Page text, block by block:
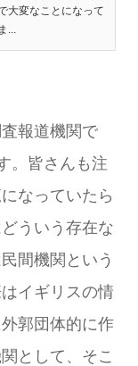
大変なことになって
...
報道機関で
。皆さんも注
なっていたら
ういう存在な
間機関という
イギリスの情
郭団体的に作
として、そこ